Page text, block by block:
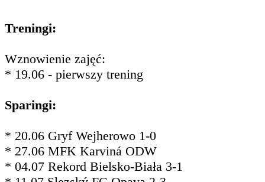
Treningi:
Wznowienie zajęć:
* 19.06 - pierwszy trening
Sparingi:
* 20.06 Gryf Wejherowo 1-0
* 27.06 MFK Karviná ODW
* 04.07 Rekord Bielsko-Biała 3-1